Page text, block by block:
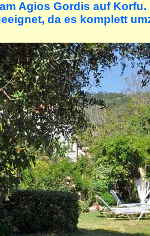
Agios Gordis auf
da es komplett